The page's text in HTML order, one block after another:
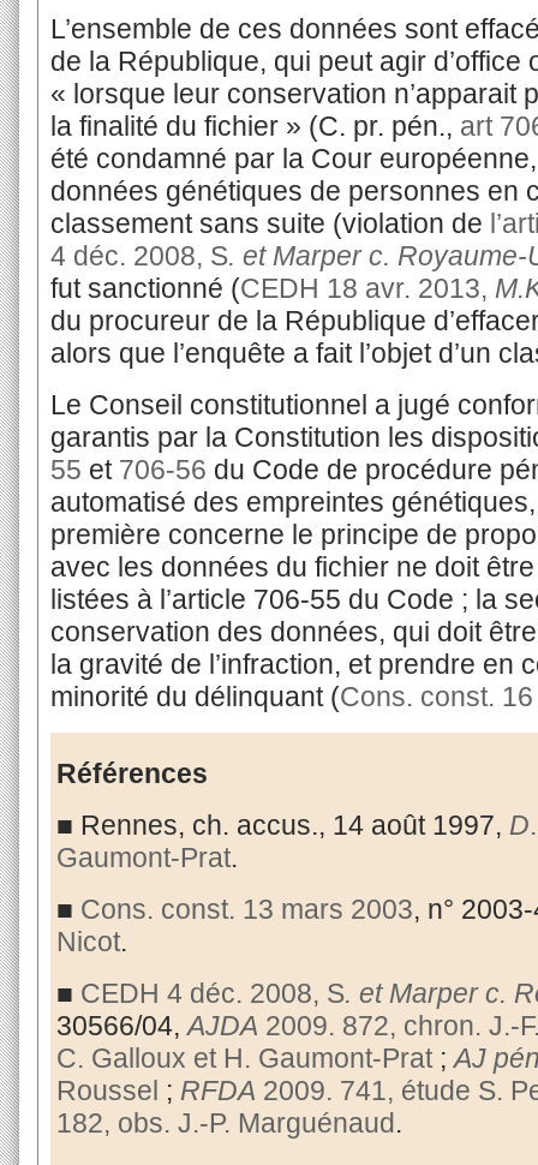
L’ensemble de ces données sont
de la République, qui peut agir d’office
« lorsque leur conservation n’apparait
la finalité du fichier » (C. pr. pén., art
été condamné par la Cour
données génétiques de personnes en
classement sans suite (violation de
4 déc. 2008, S. et Marper c. Royaume-
fut sanctionné (CEDH 18 avr. 2013,
du procureur de la République
alors que l’enquête a fait l’objet d’un
Le Conseil constitutionnel a jugé
garantis par la Constitution les
55 et 706-56 du Code de procédure
automatisé des empreintes
première concerne le principe de
avec les données du fichier ne doit
listées à l’article 706-55 du Code ; la
conservation des données, qui doit
la gravité de l’infraction, et prendre en
minorité du délinquant (Cons. const.
Références
■ Rennes, ch. accus., 14 août 1997, D
Gaumont-Prat.
■ Cons. const. 13 mars 2003, n°
Nicot.
■ CEDH 4 déc. 2008, S. et Marper c.
30566/04,AJDA 2009. 872, chron. J.-
C. Galloux et H. Gaumont-Prat ;AJ
Roussel ; RFDA 2009. 741, étude S.
182, obs. J.-P. Marguénaud.